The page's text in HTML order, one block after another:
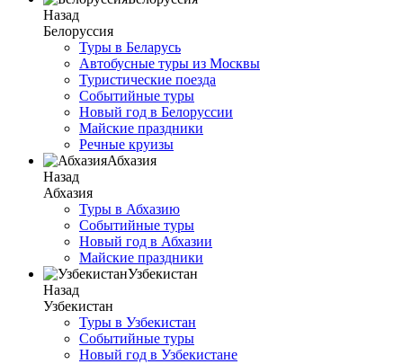
Назад
Белоруссия
Туры в Беларусь
Автобусные туры из Москвы
Туристические поезда
Событийные туры
Новый год в Белоруссии
Майские праздники
Речные круизы
Абхазия
Назад
Абхазия
Туры в Абхазию
Событийные туры
Новый год в Абхазии
Майские праздники
Узбекистан
Назад
Узбекистан
Туры в Узбекистан
Событийные туры
Новый год в Узбекистане